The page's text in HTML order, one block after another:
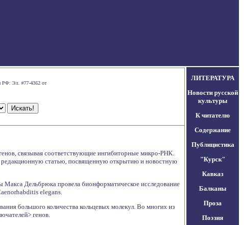
РФ: Эл. #77-4362 от
связывая соответствующие ингибиторные микро-РНК.
редакционную статью, посвященную открытию и новостную
Дельбрюка провела бионформатическое исследование
elegans.
большого количества кольцевых молекул. Во многих из
генов.
ЛИТЕРАТУРА
Новости русской
культуры
К читателю
Содержание
Публицистика
"Курск"
Кавказ
Балканы
Проза
Поэзия